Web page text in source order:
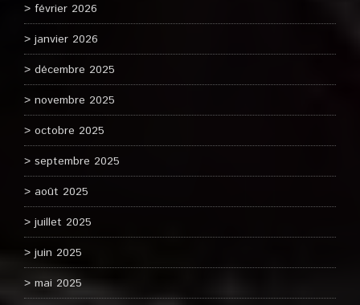
février 2026
janvier 2026
décembre 2025
novembre 2025
octobre 2025
septembre 2025
août 2025
juillet 2025
juin 2025
mai 2025